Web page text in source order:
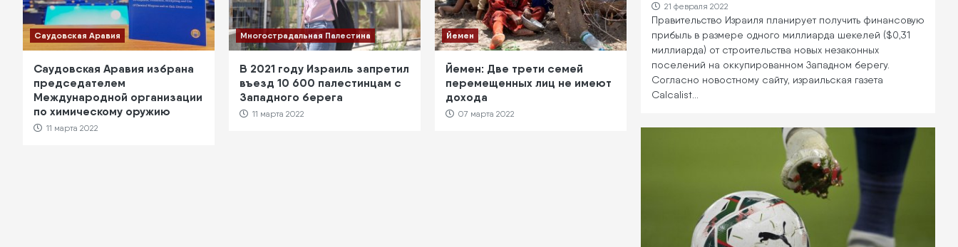
Саудовская Аравия
Саудовская Аравия избрана
председателем
Международной организации
по химическому оружию
11 марта 2022
Многострадальная Палестина
В 2021 году Израиль запретил
въезд 10 600 палестинцам с
Западного берега
11 марта 2022
Йемен
Йемен: Две трети семей
перемещенных лиц не имеют
дохода
07 марта 2022
21 февраля 2022
Правительство Израиля планирует получить финансовую
прибыль в размере одного миллиарда шекелей ($0,31
миллиарда) от строительства новых незаконных
поселений на оккупированном Западном берегу.
Согласно новостному сайту, израильская газета
Calcalist…